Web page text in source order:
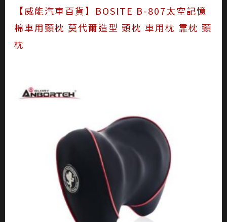
【威能汽車百貨】BOSITE B-807太空記憶
棉車用頸枕 莫代爾造型 頭枕 車用枕 靠枕 頸
枕